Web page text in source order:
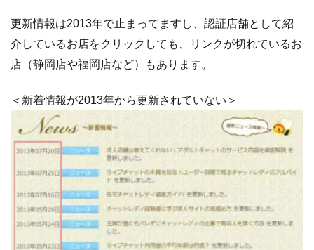
更新情報は2013年で止まってますし、認証店舗として紹
介しているお店をクリックしても、リンクが切れているお
店（静岡店や福岡店など）もあります。
＜新着情報が2013年から更新されていない＞